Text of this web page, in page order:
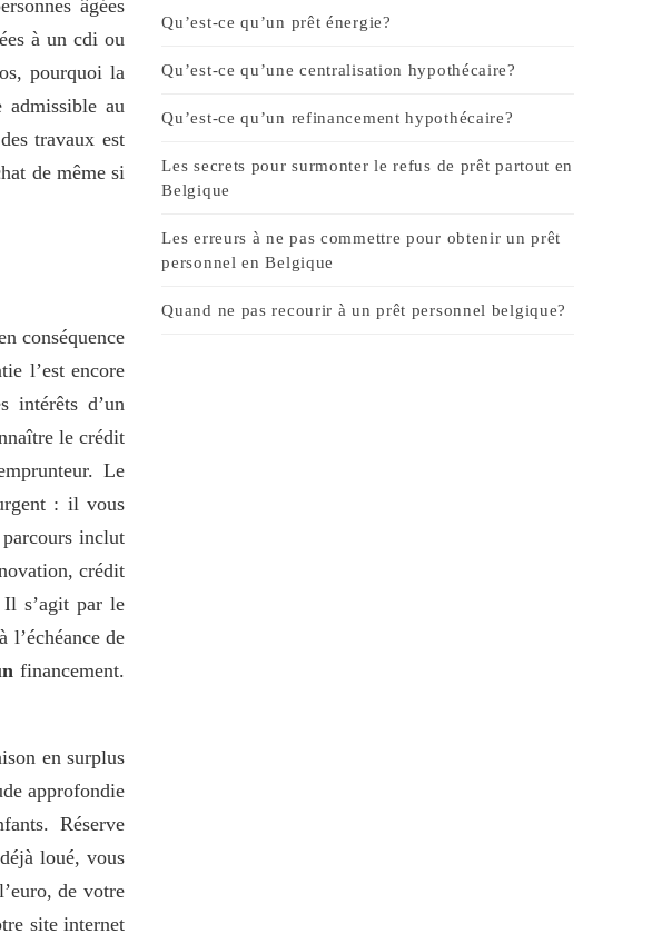
âgées
à un cdi ou
pourquoi la
au
travaux est
de même si
conséquence
l’est encore
intérêts d’un
le crédit
Le
: il vous
inclut
crédit
Il s’agit par le
l’échéance de
financement.
en surplus
approfondie
Réserve
loué, vous
de votre
site internet
Qu’est-ce qu’un prêt énergie?
Qu’est-ce qu’une centralisation hypothécaire?
Qu’est-ce qu’un refinancement hypothécaire?
Les secrets pour surmonter le refus de prêt partout en
Belgique
Les erreurs à ne pas commettre pour obtenir un prêt
personnel en Belgique
Quand ne pas recourir à un prêt personnel belgique?